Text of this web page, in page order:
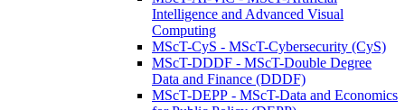
Intelligence and Advanced Visual
Computing
MScT-CyS - MScT-Cybersecurity (CyS)
MScT-DDDF - MScT-Double Degree
Data and Finance (DDDF)
MScT-DEPP - MScT-Data and Economics